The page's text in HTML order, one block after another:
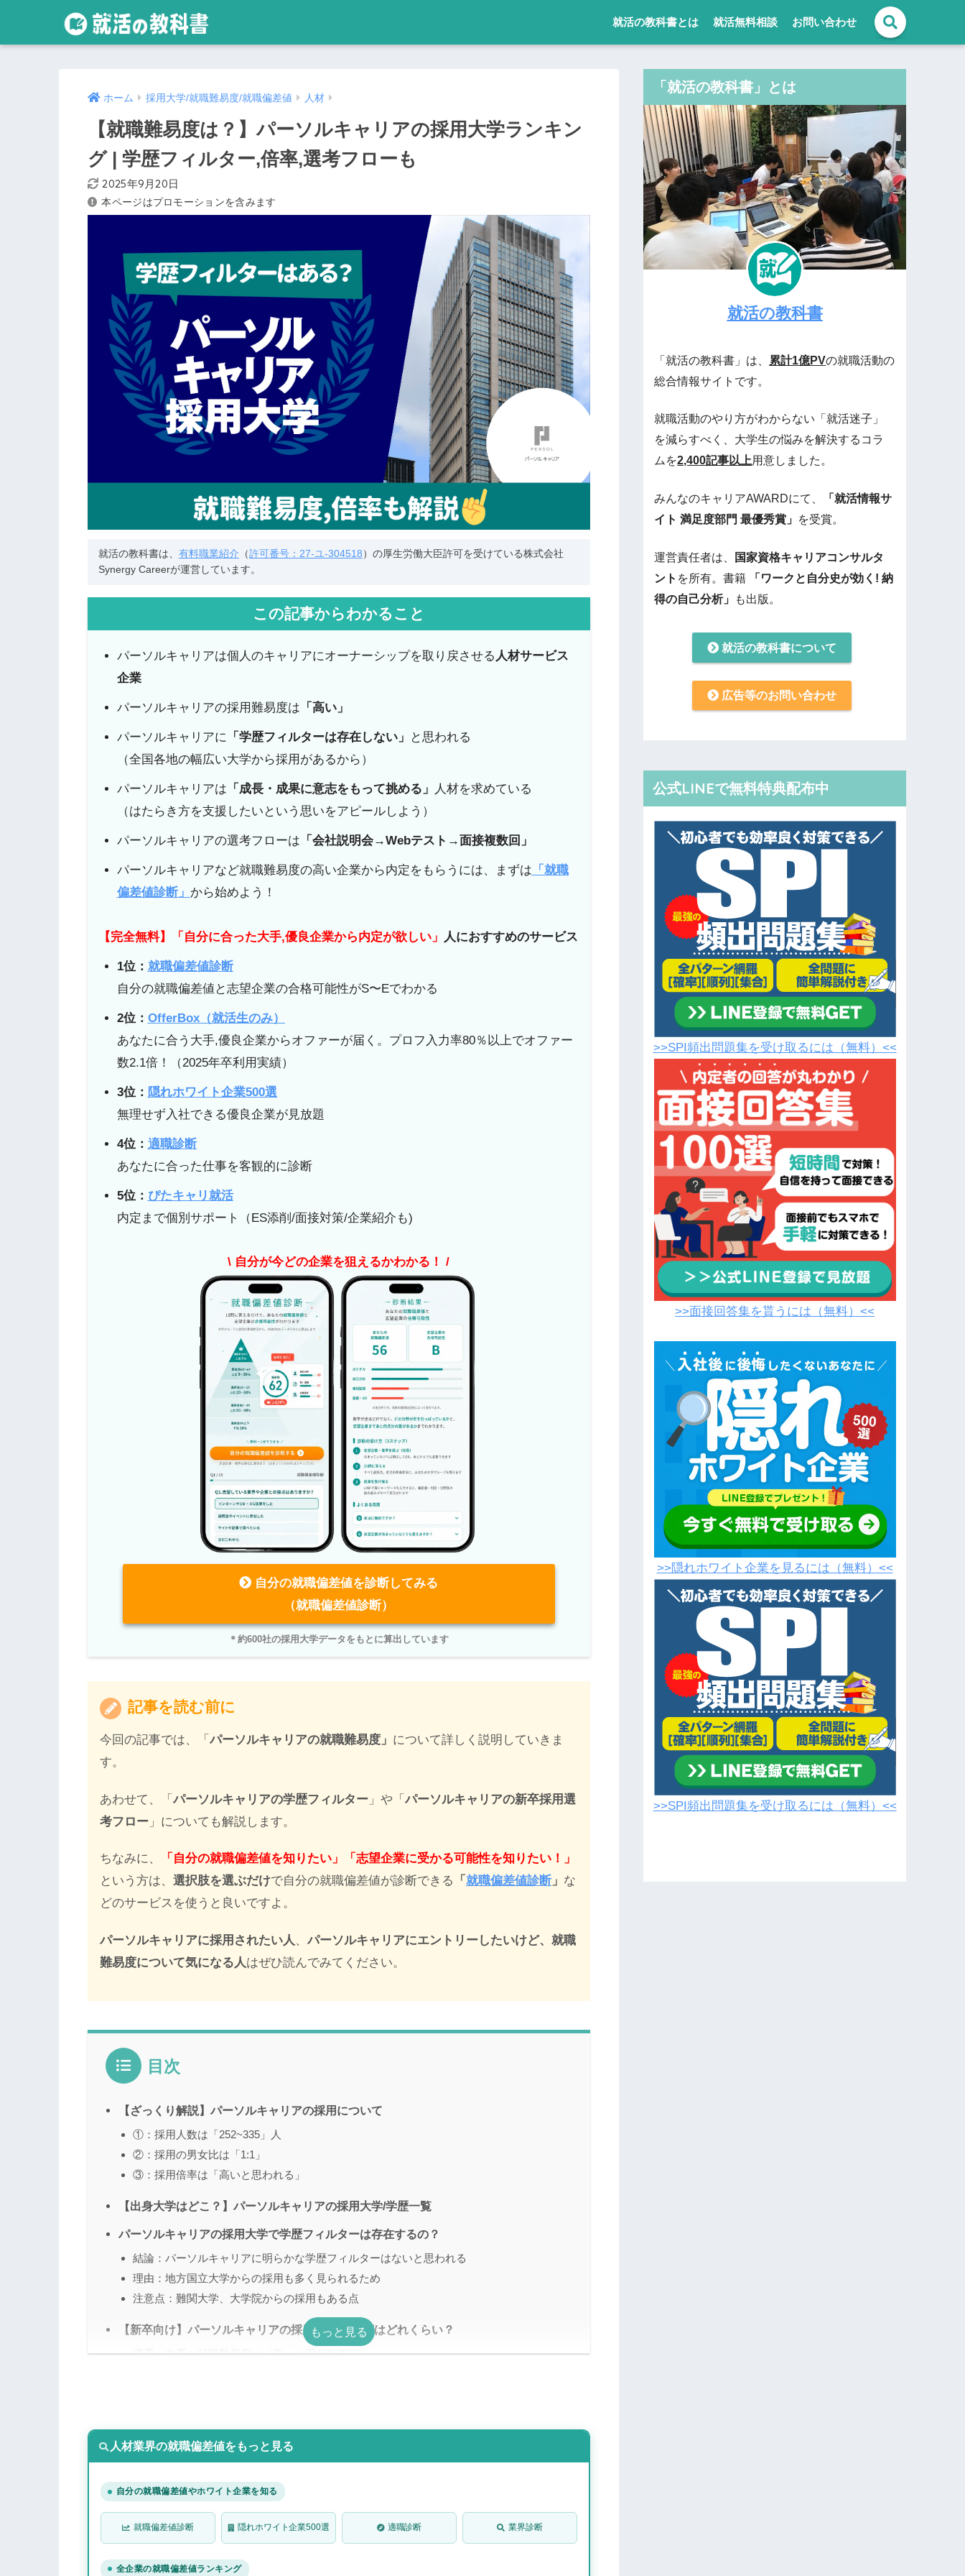
就活の教科書とは 就活無料相談 お問い合わせ
ホーム 採用大学/就職難易度/就職偏差値 人材
【就職難易度は？】パーソルキャリアの採用大学ランキン
グ | 学歴フィルター,倍率,選考フローも
2025年9月20日
本ページはプロモーションを含みます
就活の教科書は、 有料職業紹介 （許可番号：27-ユ-304518 ）の厚生労働大臣許可を受けている株式会社
Synergy Careerが運営しています。
この記事からわかること
パーソルキャリアは個人のキャリアにオーナーシップを取り戻させる 人材サービス
企業
パーソルキャリアの採用難易度は 「高い」
パーソルキャリアに 「学歴フィルターは存在しない」
と思われる
（全国各地の幅広い大学から採用があるから）
パーソルキャリアは 「成長・成果に意志をもって挑める」
人材を求めている
（はたらき方を支援したいという思いをアピールしよう）
パーソルキャリアの選考フローは 「会社説明会→Webテスト→面接複数回」
パーソルキャリアなど就職難易度の高い企業から内定をもらうには、まずは 「就職
偏差値診断」 から始めよう！
【完全無料】「自分に合った大手,優良企業から内定が欲しい」 人におすすめのサービス
1位： 就職偏差値診断
自分の就職偏差値と志望企業の合格可能性がS〜Eでわかる
2位： OfferBox（就活生のみ）
あなたに合う大手,優良企業からオファーが届く。プロフ入力率80％以上でオファー
数2.1倍！（2025年卒利用実績）
3位： 隠れホワイト企業500選
無理せず入社できる優良企業が見放題
4位： 適職診断
あなたに合った仕事を客観的に診断
5位： ぴたキャリ就活
内定まで個別サポート（ES添削/面接対策/企業紹介も)
\ 自分が今どの企業を狙えるかわかる！ /
自分の就職偏差値を診断してみる
（就職偏差値診断）
＊約600社の採用大学データをもとに算出しています
記事を読む前に
今回の記事では、「パーソルキャリアの就職難易度」 について詳しく説明していきま
す。
あわせて、「パーソルキャリアの学歴フィルター 」や「パーソルキャリアの新卒採用選
考フロー 」についても解説します。
ちなみに、
「自分の就職偏差値を知りたい」「志望企業に受かる可能性を知りたい！」
という方は、選択肢を選ぶだけで自分の就職偏差値が診断できる 「就職偏差値診断 」 な
どのサービスを使うと良いですよ。
パーソルキャリアに採用されたい人、パーソルキャリアにエントリーしたいけど、就職
難易度について気になる人はぜひ読んでみてください。
目次
【ざっくり解説】パーソルキャリアの採用について
①：採用人数は「252~335」人
②：採用の男女比は「1:1」
③：採用倍率は「高いと思われる」
【出身大学はどこ？】パーソルキャリアの採用大学/学歴一覧
パーソルキャリアの採用大学で学歴フィルターは存在するの？
結論：パーソルキャリアに明らかな学歴フィルターはないと思われる
理由：地方国立大学からの採用も多く見られるため
注意点：難関大学、大学院からの採用もある点
【新卒向け】パーソルキャリアの採用/就職難易度はどれくらい？
理系・文系：就職難易度は「高いと思われる」
対策法②：就活のプロのサポートを受ける
対策法③：「やり切った経験」をアピールできるエピソードを探しておく
対策法⑤：インターンシップに参加して選考を有利に進められるようにしておく
対策法⑥：OBOG訪問などをして他の就活生と差別化する
パーソルキャリアのWebテスト（GPSテスト）の練習問題に挑戦してみる
パーソルキャリアの採用選考フローについて
人材業界の就職偏差値をもっと見る
自分の就職偏差値やホワイト企業を知る
就職偏差値診断 隠れホワイト企業500選 適職診断 業界診断
全企業の就職偏差値ランキング
「就活の教科書」とは
就活の教科書
「就活の教科書」は、 累計1億PVの就職活動の
総合情報サイトです。
就職活動のやり方がわからない「就活迷子」
を減らすべく、大学生の悩みを解決するコラ
ムを2,400記事以上用意しました。
みんなのキャリアAWARDにて、
「就活情報サ
イト 満足度部門 最優秀賞」 を受賞。
運営責任者は、
国家資格キャリアコンサルタ
ント を所有。書籍 「ワークと自分史が効く! 納
得の自己分析」
も出版。
就活の教科書について
広告等のお問い合わせ
公式LINEで無料特典配布中
>>SPI頻出問題集を受け取るには（無料）<<
>>面接回答集を貰うには（無料）<<
>>隠れホワイト企業を見るには（無料）<<
>>SPI頻出問題集を受け取るには（無料）<<